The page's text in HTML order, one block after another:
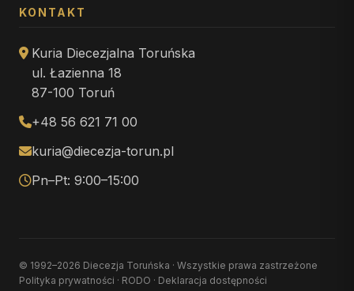
KONTAKT
Kuria Diecezjalna Toruńska
ul. Łazienna 18
87-100 Toruń
+48 56 621 71 00
kuria@diecezja-torun.pl
Pn–Pt: 9:00–15:00
© 1992–2026 Diecezja Toruńska · Wszystkie prawa zastrzeżone
Polityka prywatności · RODO · Deklaracja dostępności